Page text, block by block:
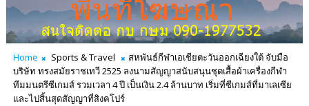
Home Sports & Travel
สหพันธ์กีฬาเอเชียตะวันออกเฉียงใต้ จับมือ
บริษัท ทรงสมัยราชเทวี 2525 ลงนามสัญญาสนับสนุนชุดเสื้อผ้าเครื่องกีฬา
ทีมมนตรีซีเกมส์ รวมเวลา 4 ปี เป็นเงิน 2.4 ล้านบาท เริ่มที่ซีเกมส์ที่มาเลเซีย
และไปสิ้นสุดสัญญาที่สิงคโปร์